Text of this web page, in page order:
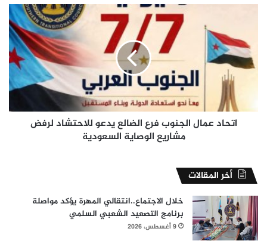
فرع
الضالع
يدعو
للاحتشاد
مشاريع
الوصايةاتحاد عمال الجنوب فرع الضالع يدعو للاحتشاد لرفض
مشاريع الوصاية السعودية
أخر المقالات
خلال الاجتماع..انتقالي المهرة يؤكد مواصلة
برنامج التصعيد الشعبي السلمي
9 أغسطس، 2026